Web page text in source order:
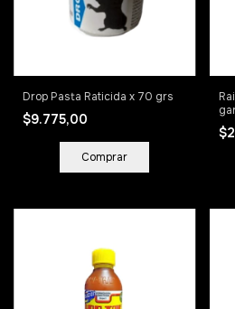
Drop Pasta Raticida x 70 grs
$9.775,00